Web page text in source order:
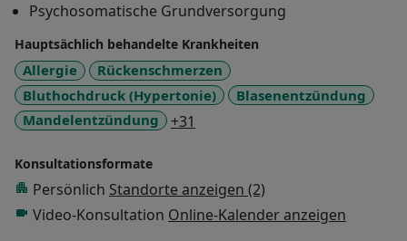
Lkw-Führerschein
Sporttauglichkeitsuntersuchungen
Potenzstörungen
Beispiel Chemotherapie oder Bestrahlungen)
Aufbauspritze (Medivitan)
Psychosomatische Grundversorgung
Hauptsächlich behandelte Krankheiten
Allergie
Rückenschmerzen
Bluthochdruck (Hypertonie)
Blasenentzündung
Mandelentzündung
+31
Konsultationsformate
Persönlich Standorte anzeigen (2)
Video-Konsultation Online-Kalender anzeigen